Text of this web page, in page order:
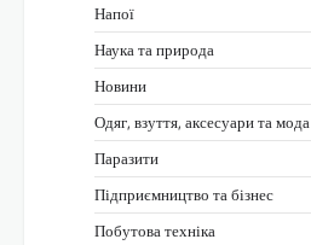
Напої
Наука та природа
Новини
Одяг, взуття, аксесуари та мода
Паразити
Підприємництво та бізнес
Побутова техніка